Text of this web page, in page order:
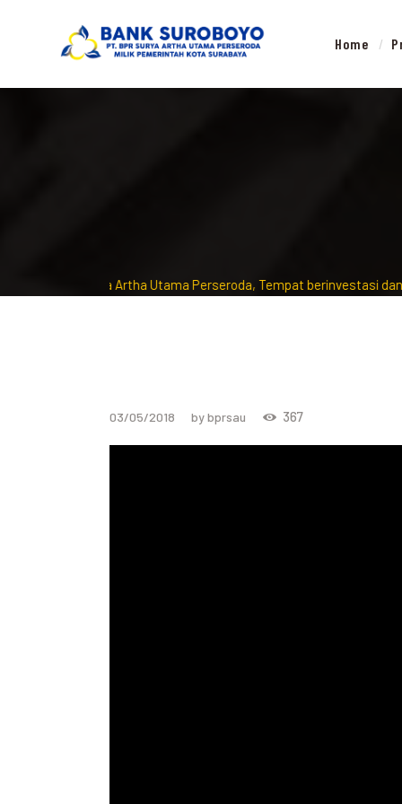
Home
Bank Surya Artha Utama Perseroda, Tempat berinvestasi dan
03/05/2018 by bprsau 367